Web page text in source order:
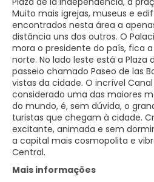
Muito mais igrejas, museus e
encontrados nesta área a
distância uns dos outros. O
mora o presidente do país, fica
norte. No lado leste está a Plaza
passeio chamado Paseo de las
vistas da cidade. O incrível
considerado uma das maiores
do mundo, é, sem dúvida, o
turistas que chegam à cidade.
excitante, animada e sem
a capital mais cosmopolita e
Central.
Mais informações